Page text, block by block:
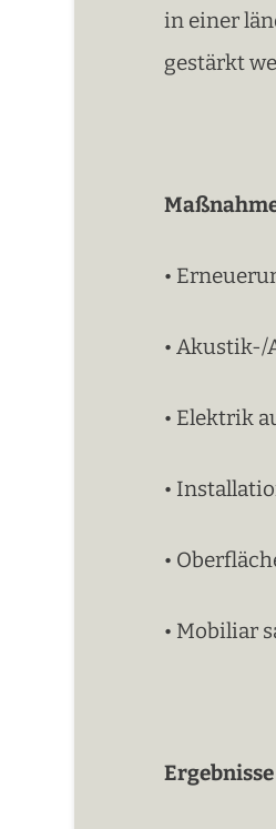
in einer
gestärkt
•
•
• Elektrik
•
•
• Mobiliar